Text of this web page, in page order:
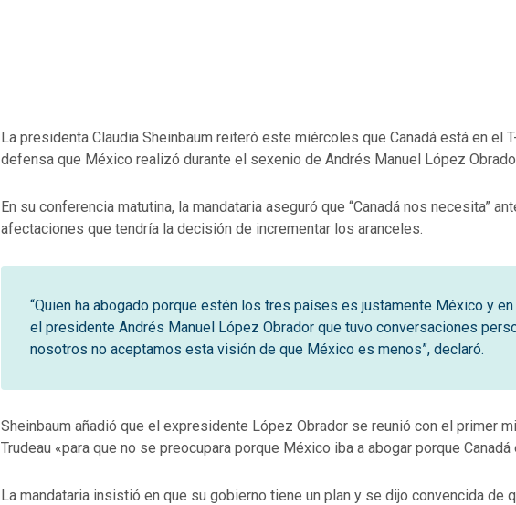
La presidenta Claudia Sheinbaum reiteró este miércoles que Canadá está en el
defensa que México realizó durante el sexenio de Andrés Manuel López
En su conferencia matutina, la mandataria aseguró que “Canadá nos necesita”
afectaciones que tendría la decisión de incrementar los aranceles.
“Quien ha abogado porque estén los tres países es justamente México y
el presidente Andrés Manuel López Obrador que tuvo conversaciones
nosotros no aceptamos esta visión de que México es menos”, declaró.
Sheinbaum añadió que el expresidente López Obrador se reunió con el primer
Trudeau «para que no se preocupara porque México iba a abogar porque Canadá
La mandataria insistió en que su gobierno tiene un plan y se dijo convencida de